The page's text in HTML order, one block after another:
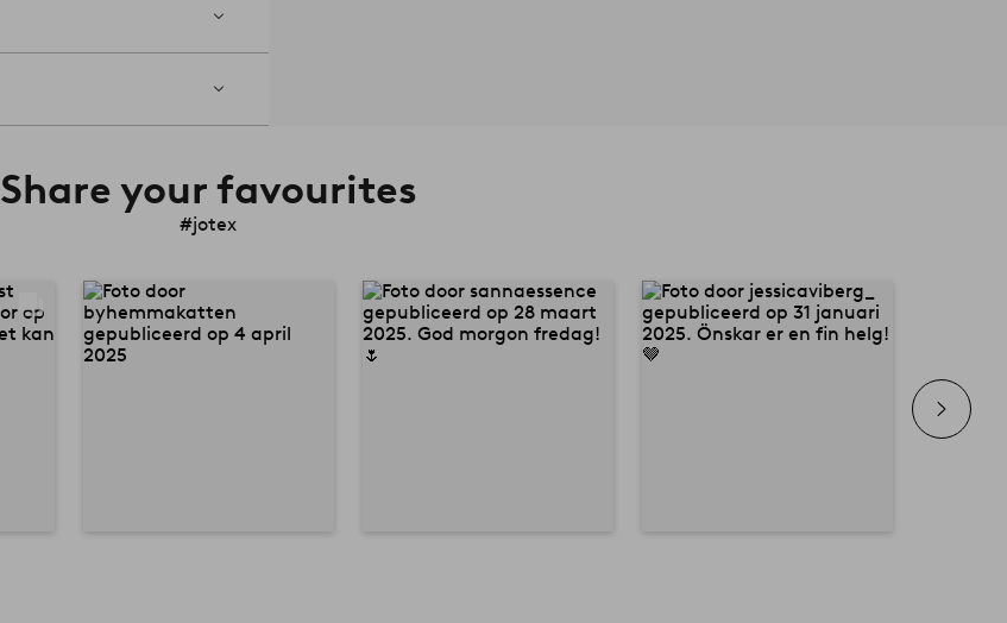
Share your favourites
#jotex